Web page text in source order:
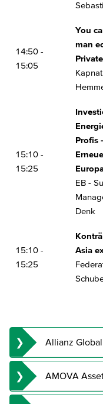
14:50 -
15:05
You
man
15:10 -
15:25
Profis
EB -
Denk
15:10 -
15:25
Asia
Allianz
Regelmäßiges
Machen Sie Ihre
AMOVA